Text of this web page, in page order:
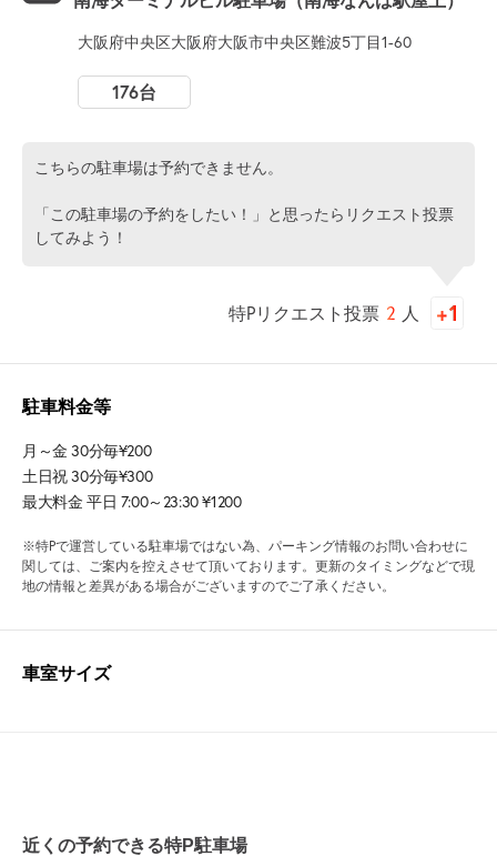
大阪府中央区大阪府大阪市中央区難波5丁目1-60
176台
こちらの駐車場は予約できません。
「この駐車場の予約をしたい！」と思ったらリクエスト投票
してみよう！
特Pリクエスト投票 2 人
駐車料金等
月～金 30分毎¥200
土日祝 30分毎¥300
最大料金 平日 7:00～23:30 ¥1200
※特Pで運営している駐車場ではない為、パーキング情報のお問い合わせに
関しては、ご案内を控えさせて頂いております。更新のタイミングなどで現
地の情報と差異がある場合がございますのでご了承ください。
車室サイズ
近くの予約できる特P駐車場